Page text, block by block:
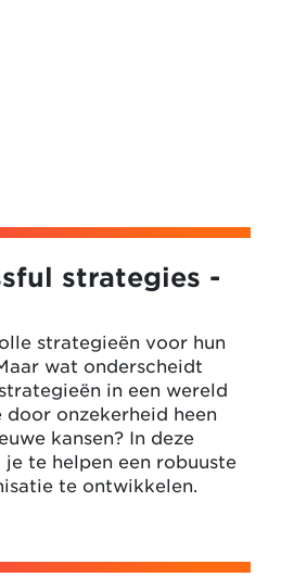
strategies -
strategieën voor hun
wat onderscheidt
in een wereld
onzekerheid heen
kansen? In deze
te helpen een robuuste
te ontwikkelen.